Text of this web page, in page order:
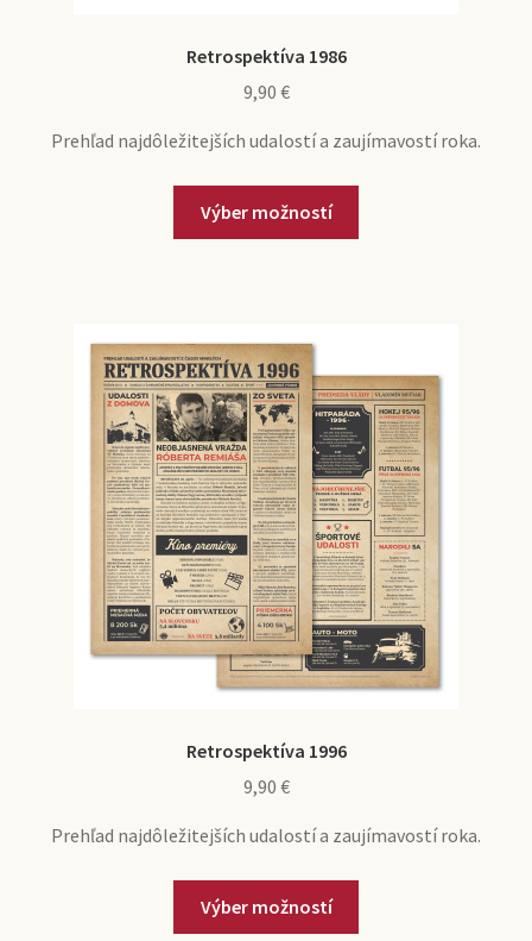
Retrospektíva 1986
9,90 €
Prehľad najdôležitejších udalostí a zaujímavostí roka.
Výber možností
Retrospektíva 1996
9,90 €
Prehľad najdôležitejších udalostí a zaujímavostí roka.
Výber možností